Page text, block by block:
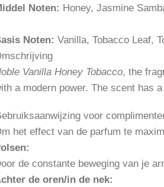
Noten: Honey, Jasmine
Noten: Vanilla, Tobacco Leaf,
Vanilla Honey Tobacco, the
a modern power. The scent has
voor
het effect van de parfum te
de constante beweging van je
de oren/in de nek: